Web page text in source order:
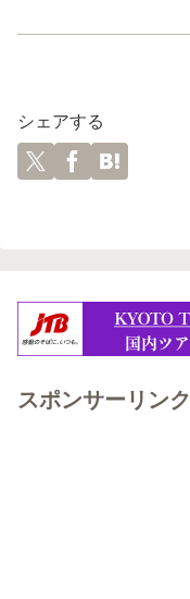
シェアする
スポンサーリンク